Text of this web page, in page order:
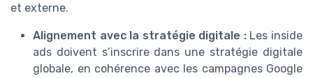
et externe.
Alignement avec la stratégie digitale :Les inside
ads doivent s’inscrire dans une stratégie digitale
globale, en cohérence avec les campagnes Google